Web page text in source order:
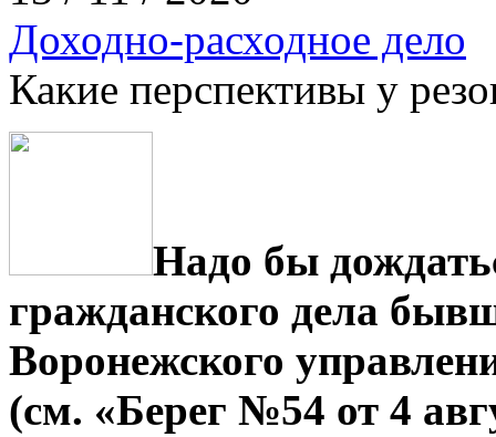
Доходно-расходное дело
Какие перспективы у
Надо бы
гражданского дела
Воронежского
(см. «Берег №54 от 4